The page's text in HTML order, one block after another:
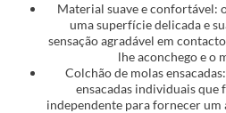
Material suave e confortável:
uma superfície delicada e
sensação agradável em
lhe aconchego e o
Colchão de molas
ensacadas individuais
independente para fornecer